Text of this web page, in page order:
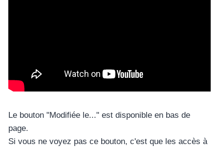
Le bouton "Modifiée le..." est disponible en bas de
page.
Si vous ne voyez pas ce bouton, c'est que les accès à